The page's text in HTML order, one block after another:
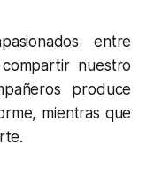
entre
nuestro
produce
mientras que